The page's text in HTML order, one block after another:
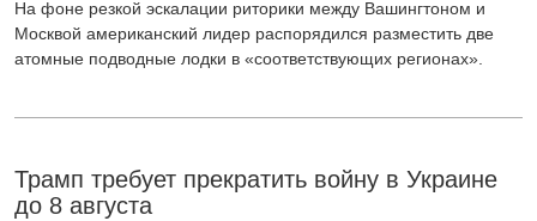
На фоне резкой эскалации риторики между Вашингтоном и
Москвой американский лидер распорядился разместить две
атомные подводные лодки в «соответствующих регионах».
Трамп требует прекратить войну в Украине
до 8 августа